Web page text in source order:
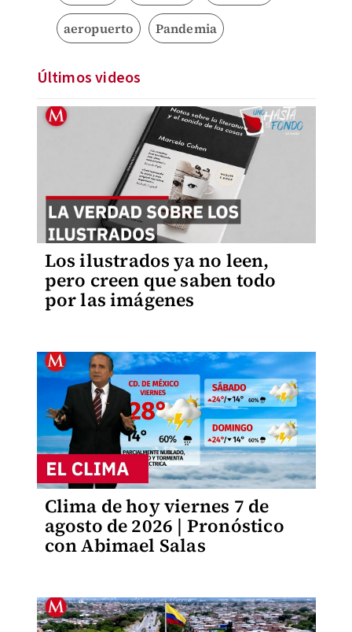
aeropuerto Pandemia
Últimos videos
Los ilustrados ya no leen,
pero creen que saben todo
por las imágenes
Clima de hoy viernes 7 de
agosto de 2026 | Pronóstico
con Abimael Salas